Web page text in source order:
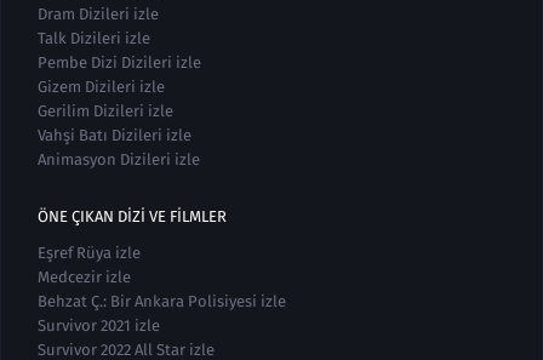
Dram Dizileri izle
Talk Dizileri izle
Pembe Dizi Dizileri izle
Gizem Dizileri izle
Gerilim Dizileri izle
Vahşi Batı Dizileri izle
Animasyon Dizileri izle
ÖNE ÇIKAN DIZI VE FILMLER
Eşref Rüya izle
Medcezir izle
Behzat Ç.: Bir Ankara Polisiyesi izle
Survivor 2021 izle
Survivor 2022 All Star izle